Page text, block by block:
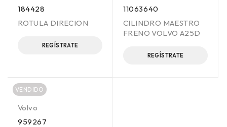
184428
ROTULA DIRECION
REGÍSTRATE
11063640
CILINDRO MAESTRO
FRENO VOLVO A25D
REGÍSTRATE
VENDIDO
Volvo
959267